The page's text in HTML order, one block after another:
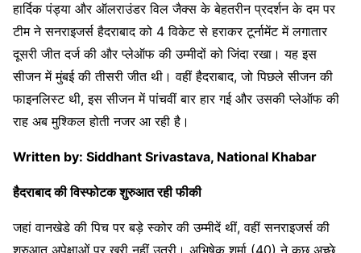
हार्दिक पंड्या और ऑलराउंडर विल जैक्स के बेहतरीन प्रदर्शन के दम पर
टीम ने सनराइजर्स हैदराबाद को 4 विकेट से हराकर टूर्नामेंट में लगातार
दूसरी जीत दर्ज की और प्लेऑफ की उम्मीदों को जिंदा रखा। यह इस
सीजन में मुंबई की तीसरी जीत थी। वहीं हैदराबाद, जो पिछले सीजन की
फाइनलिस्ट थी, इस सीजन में पांचवीं बार हार गई और उसकी प्लेऑफ की
राह अब मुश्किल होती नजर आ रही है।
Written by: Siddhant Srivastava, National Khabar
हैदराबाद की विस्फोटक शुरुआत रही फीकी
जहां वानखेडे की पिच पर बड़े स्कोर की उम्मीदें थीं, वहीं सनराइजर्स की